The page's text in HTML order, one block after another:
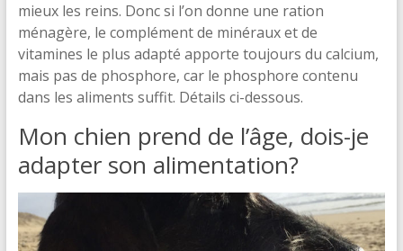
mieux les reins. Donc si l’on donne une ration
ménagère, le complément de minéraux et de
vitamines le plus adapté apporte toujours du calcium,
mais pas de phosphore, car le phosphore contenu
dans les aliments suffit. Détails ci-dessous.
Mon chien prend de l’âge, dois-je
adapter son alimentation?